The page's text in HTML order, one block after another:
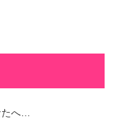
へ…